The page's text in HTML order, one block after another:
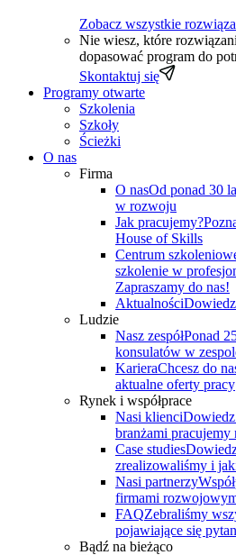
Zobacz wszystkie
Nie wiesz, które
dopasować program do
Skontaktuj się
Programy otwarte
Szkolenia
Szkoły
Ścieżki
O nas
Firma
O nasOd ponad 30
w rozwoju
Jak pracujemy?
House of Skills
Centrum
szkolenie w
Zapraszamy do nas!
AktualnościDowiedz
Ludzie
Nasz zespółPonad
konsulatów w
KarieraChcesz do
aktualne oferty pracy
Rynek i współprace
Nasi klienci
branżami pracujemy
Case studies
zrealizowaliśmy i
Nasi partnerzy
firmami
FAQZebraliśmy
pojawiające się
Bądź na bieżąco